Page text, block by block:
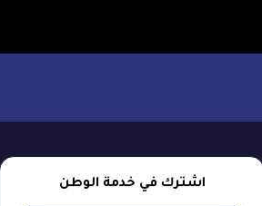
اشترك في خدمة الوطن